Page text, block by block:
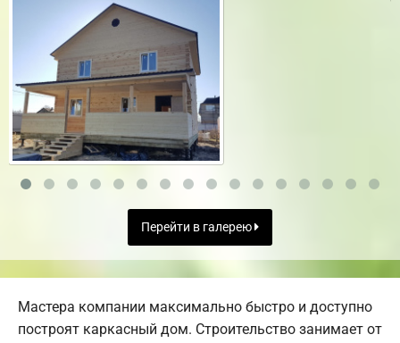
Перейти в галерею
Мастера компании максимально быстро и доступно
построят каркасный дом. Строительство занимает от